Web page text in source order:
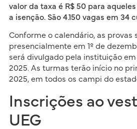
valor da taxa é R$ 50 para
a isenção. São 4.150 vagas em 34
Conforme o calendário, as provas
presencialmente em 1º de
será divulgado pela instituição em
2025. As turmas terão início no
2025, em todos os campi do
Inscrições ao
UEG